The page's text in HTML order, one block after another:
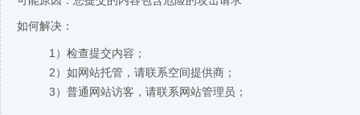
如何解决：
1）检查提交内容；
2）如网站托管，请联系空间提供商；
3）普通网站访客，请联系网站管理员；